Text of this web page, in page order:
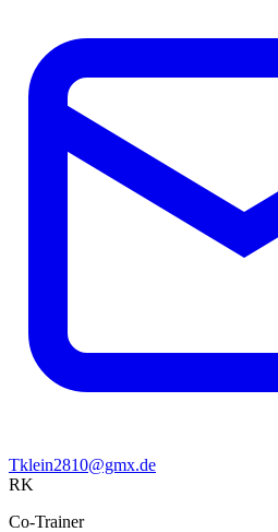
Tklein2810@gmx.de
RK
Co-Trainer